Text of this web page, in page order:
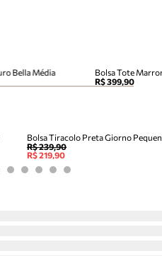
Bella Média
Bolsa Tote
R$ 399,90
Bolsa Tiracolo Preta Giorno
R$ 239,90
R$ 219,90